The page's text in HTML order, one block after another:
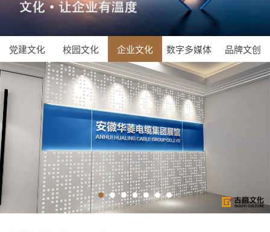
党建文化 校园文化 企业文化 数字多媒体 品牌文创